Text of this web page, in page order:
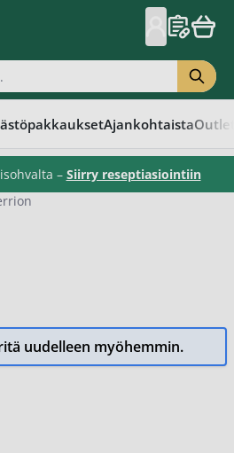
Ajankohtaista
– Siirry reseptiasiointiin
uudelleen myöhemmin.